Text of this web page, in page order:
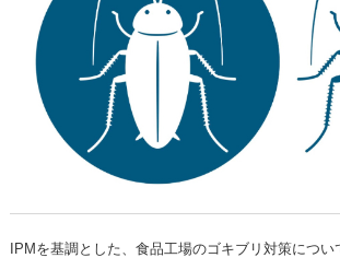
IPMを基調とした、食品工場のゴキブリ対策につい